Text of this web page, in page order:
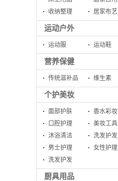
收纳整理
居家布艺
运动户外
运动服 运动鞋
营养保健
传统滋补品 维生素
个护美妆
面部护肤
香水彩妆
口腔护理
美妆工具
沐浴清洁
洗发护发
男士护理
女性护理
洗发护发
厨具用品